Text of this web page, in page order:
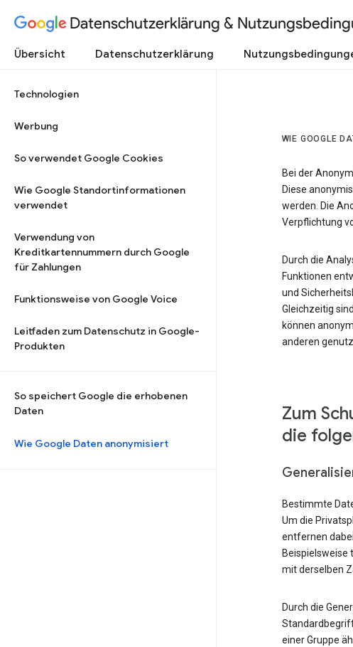
Datenschutzerklärung &
Übersicht Datenschutzerklärung
Technologien
Werbung
So verwendet Google Cookies
Wie Google Standortinformationen
verwendet
Verwendung von
Kreditkartennummern durch Google
für Zahlungen
Funktionsweise von Google Voice
Leitfaden zum Datenschutz in Google-
Produkten
So speichert Google die erhobenen
Daten
Wie Google Daten anonymisiert
WIE GOOGLE
Bei der
Diese
werden. Die
Verpflichtung
Durch die
Funktionen
und
Gleichzeitig
können
anderen
Zum
die
Bestimmte
Um die
entfernen
Beispielsweise
mit derselben
Durch die
einer Gruppe